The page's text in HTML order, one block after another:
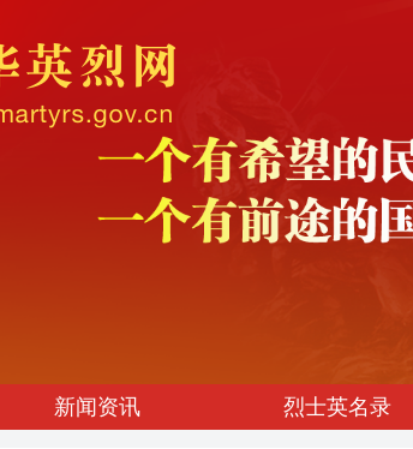
新闻资讯 烈士英名录